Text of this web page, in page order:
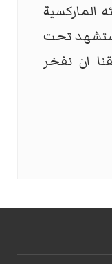
الماركسية
تحت
ان نفخر